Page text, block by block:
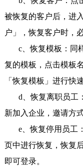
被恢复的客户后，进
户」，恢复客户时，
c、恢复模板：同
复的模板，点击模板
「恢复模板」进行快
d、恢复离职员工
新加入企业，邀请方
e、恢复停用员工
页中进行恢复，恢复
即可登录。